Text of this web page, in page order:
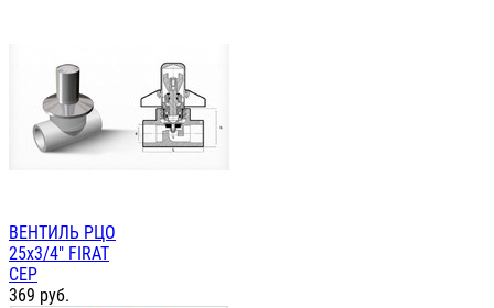
ВЕНТИЛЬ РЦО
25х3/4" FIRAT
СЕР
369 руб.